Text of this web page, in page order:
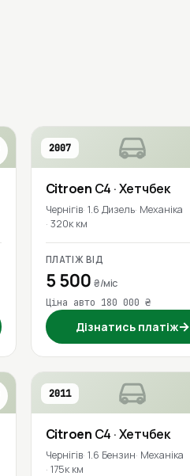
2007
Citroen C4 · Хетчбек
Чернігів 1.6 Дизель Механіка
320к км
ПЛАТІЖ ВІД
5 500 ₴/міс
Ціна авто 180 000 ₴
Дізнатись платіж→
2011
Citroen C4 · Хетчбек
Чернігів 1.6 Бензин Механіка
175к км